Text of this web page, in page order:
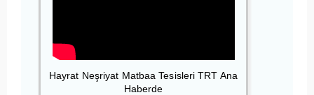
Hayrat Neşriyat Matbaa Tesisleri TRT Ana
Haberde